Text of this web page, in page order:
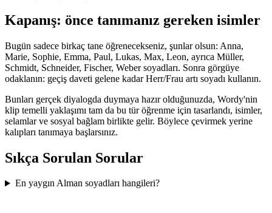
Kapanış: önce tanımanız gereken isimler
Bugün sadece birkaç tane öğrenecekseniz, şunlar olsun: Anna,
Marie, Sophie, Emma, Paul, Lukas, Max, Leon, ayrıca Müller,
Schmidt, Schneider, Fischer, Weber soyadları. Sonra görgüye
odaklanın: geçiş daveti gelene kadar Herr/Frau artı soyadı kullanın.
Bunları gerçek diyalogda duymaya hazır olduğunuzda, Wordy'nin
klip temelli yaklaşımı tam da bu tür öğrenme için tasarlandı, isimler,
selamlar ve sosyal bağlam birlikte gelir. Böylece çevirmek yerine
kalıpları tanımaya başlarsınız.
Sıkça Sorulan Sorular
En yaygın Alman soyadları hangileri?